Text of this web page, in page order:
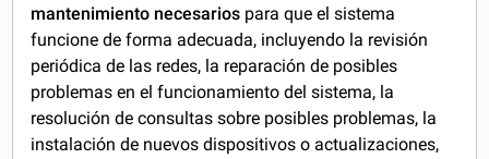
mantenimiento necesarios para que el sistema
funcione de forma adecuada, incluyendo la revisión
periódica de las redes, la reparación de posibles
problemas en el funcionamiento del sistema, la
resolución de consultas sobre posibles problemas, la
instalación de nuevos dispositivos o actualizaciones,